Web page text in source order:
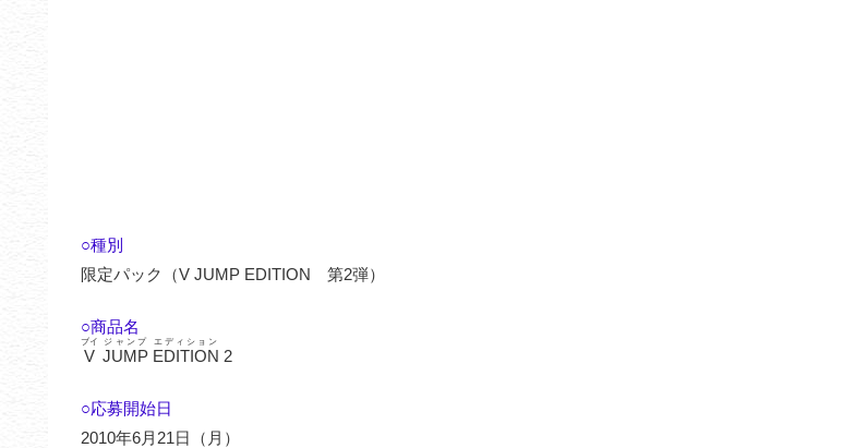
○種別
限定パック（V JUMP EDITION 第2弾）
○商品名
V
ブイ
JUMP
ジャンプ
EDITION
エディション
2
○応募開始日
2010年6月21日（月）